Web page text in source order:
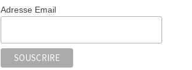
Adresse Email